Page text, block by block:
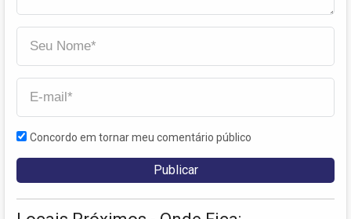
Concordo em tornar meu comentário público